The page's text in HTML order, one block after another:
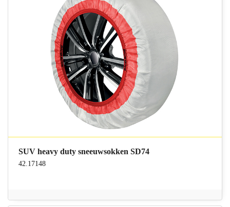
SUV heavy duty sneeuwsokken SD74
42.17148